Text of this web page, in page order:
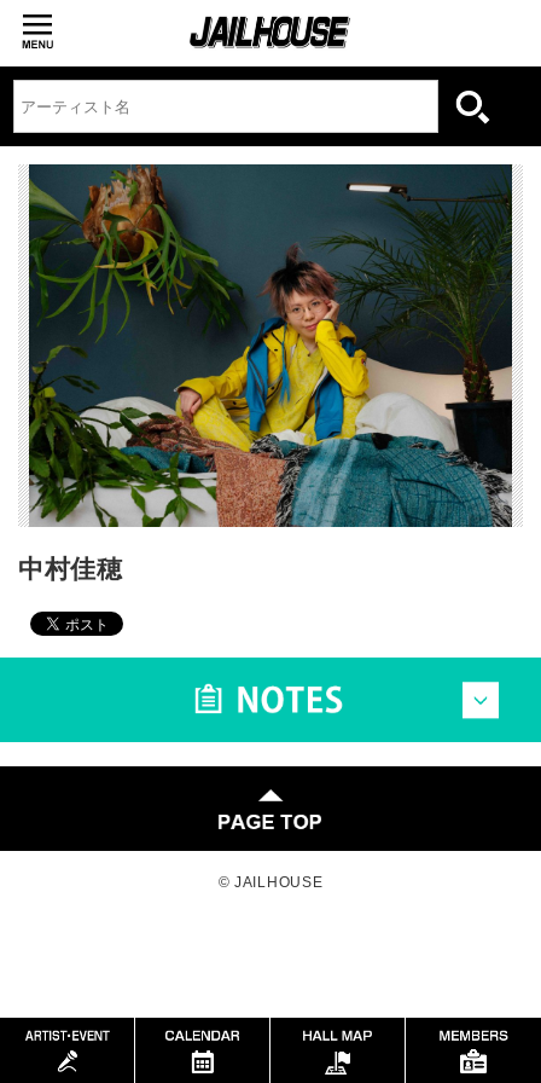
中村佳穂
© JAILHOUSE